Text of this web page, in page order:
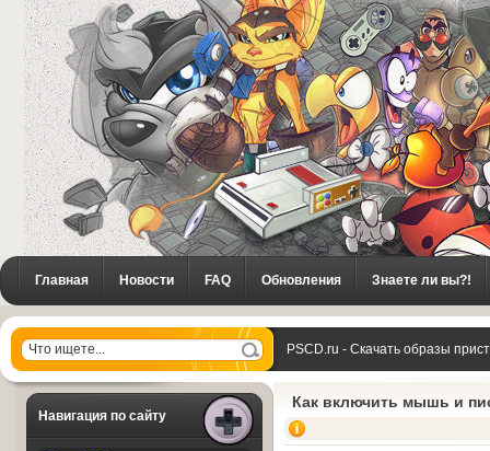
Главная Новости FAQ Обновления Знаете ли вы?!
PSCD.ru - Скачать образы
Sega MegaDrive
Навигация по сайту
Как включить мышь и